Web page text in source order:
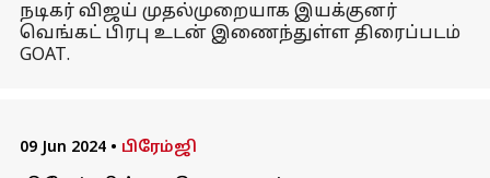
நடிகர் விஜய் முதல்முறையாக இயக்குனர்
வெங்கட் பிரபு உடன் இணைந்துள்ள திரைப்படம்
GOAT.
09 Jun 2024 • பிரேம்ஜி